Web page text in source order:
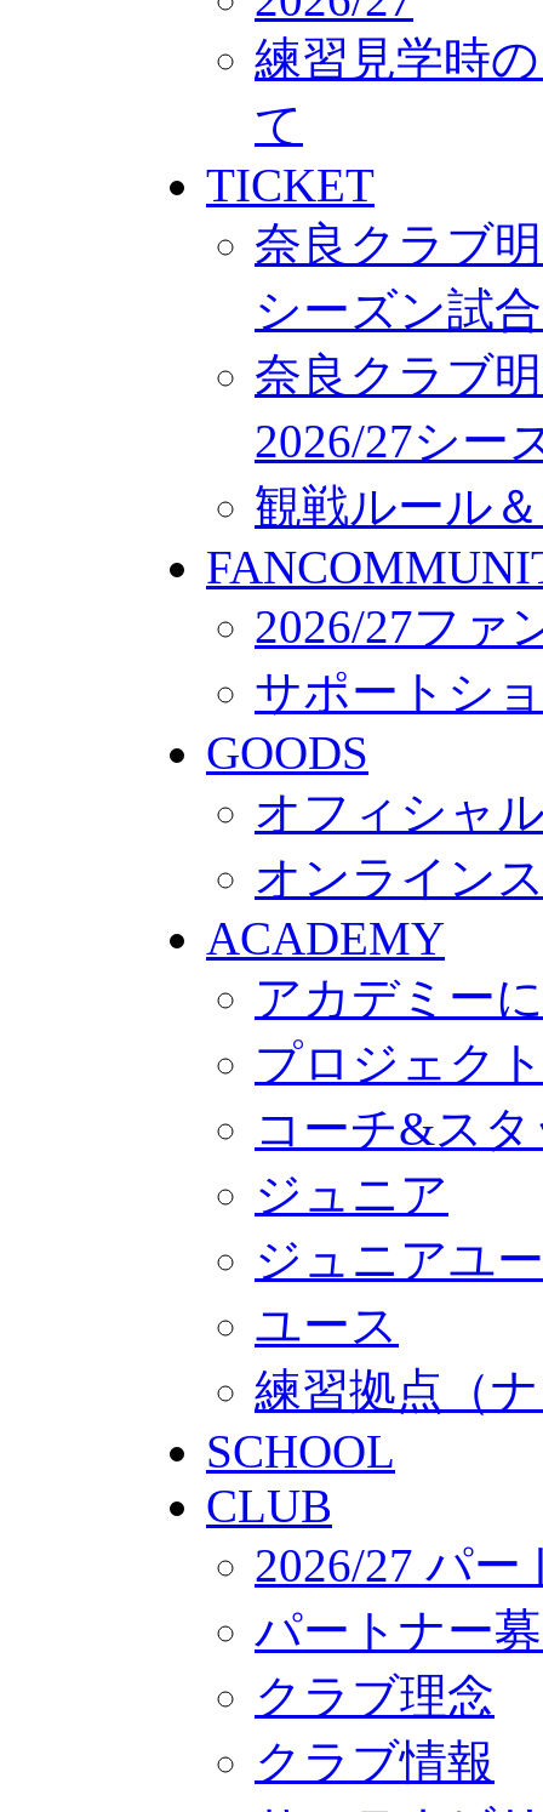
練習見学時
て
TICKET
奈良クラブ
シーズン試
奈良クラブ
2026/27シー
観戦ルール
2026/27ファ
サポートシ
GOODS
オフィシャ
オンライン
ACADEMY
アカデミー
プロジェク
コーチ&ス
ジュニア
ジュニアユ
ユース
練習拠点（
SCHOOL
CLUB
2026/27 パ
パートナー
クラブ理念
クラブ情報